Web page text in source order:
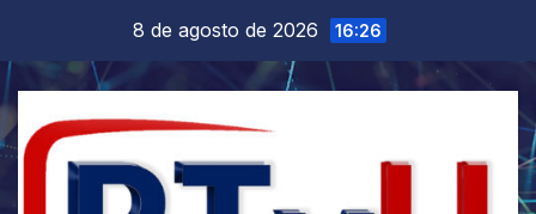
contenido
8 de agosto de 2026 16:26